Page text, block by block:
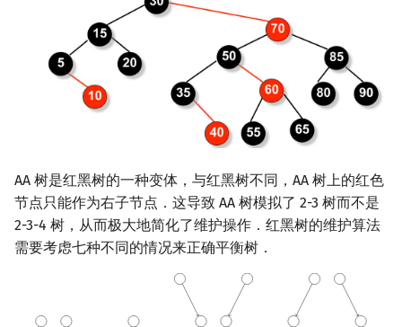
数学符号表
致谢
Eclipse
Notepad++
Kate
Dev-C++
CLion
Geany
Xcode
GUIDE
Lemon
命令行编译与调试
编译器
WSL (Windows 10)
Testlib
Interactor
Checker
Polygon
LaTeX 入门
流程控制语句
高级数据类型
函数
文件操作
string
pair
引用
常量
新版 C++ 特性
Lambda 表达式
pb_ds
编译优化
C++ 与其他常用语言的区别
Pascal 转 C++ 急救
Python 速成
Java 进阶
计数排序
基数排序
快速排序
归并排序
堆排序
桶排序
希尔排序
锦标赛排序
二分
倍增
迭代加深搜索
回溯法
Dancing Links
优化
DAG 上的 DP
数位 DP
插头 DP
动态 DP
Slope Trick 优化
WQS 二分
状态设计优化
字典树 (Trie)
前缀函数与 KMP 算法
Z 函数（扩展 KMP）
AC 自动机
后缀自动机 (SAM)
高精度计算
弧度制与坐标系
复数
欧拉函数
筛法
分解质因数
裴蜀定理 & 一次不定方程
费马小定理 & 欧拉定理
模逆元
线性同余方程
中国剩余定理
多项式与生成函数
快速沃尔什变换
Chirp Z 变换
多项式牛顿迭代
多项式多点求值|快速插值
多项式初等函数
常系数齐次线性递推
多项式平移|连续点值平移
符号化方法
错位排列
卡特兰数
斯特林数
贝尔数
伯努利数
Entringer Number
Eulerian Number
分拆数
初等变换
行列式
线性空间
线性基
线性映射
特征多项式
对角化
Jordan标准型
Schreier–Sims 算法
概率不等式
区间最值操作 & 区间历史最
Kinetic Tournament Tree
skew（右旋）
AA 树的操作
性能
参考资料
可持久化可并堆
树上问题
最近公共祖先
树链剖分
树上启发式合并
虚树
树分治
动态树分治
AHU 算法
树哈希
有向无环图
最短路问题
生成树问题
拆点
点/边连通度
上下界网络流
Stoer–Wagner 算法
一般图最大权匹配
稳定匹配
三角剖分
旋转卡壳
半平面交
随机增量法
随机化
计算理论基础
字节顺序
表达式求值
AA 树是红黑树的一种变体，与红黑树不同，AA 树上的红色
节点只能作为右子节点．这导致 AA 树模拟了 2-3 树而不是
2-3-4 树，从而极大地简化了维护操作．红黑树的维护算法
需要考虑七种不同的情况来正确平衡树．